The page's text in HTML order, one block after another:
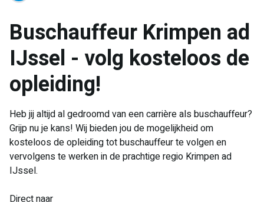
Buschauffeur Krimpen ad
IJssel - volg kosteloos de
opleiding!
Heb jij altijd al gedroomd van een carrière als buschauffeur?
Grijp nu je kans! Wij bieden jou de mogelijkheid om
kosteloos de opleiding tot buschauffeur te volgen en
vervolgens te werken in de prachtige regio Krimpen ad
IJssel.